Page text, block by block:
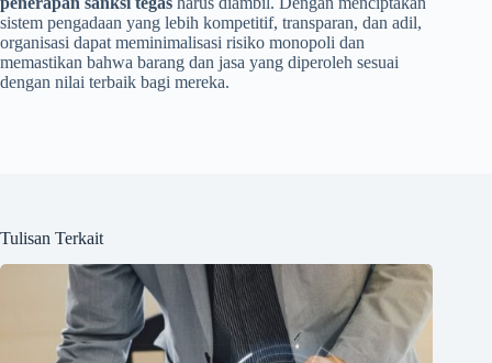
sistem pengadaan yang lebih kompetitif, transparan, dan adil,
organisasi dapat meminimalisasi risiko monopoli dan
memastikan bahwa barang dan jasa yang diperoleh sesuai
dengan nilai terbaik bagi mereka.
Tulisan Terkait